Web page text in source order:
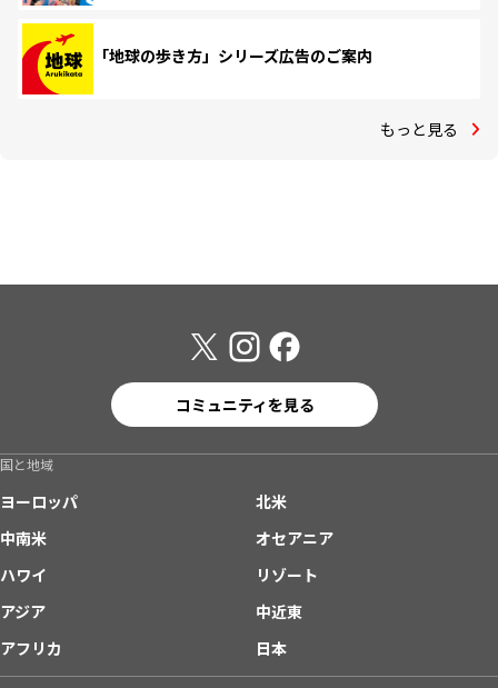
「地球の歩き方」シリーズ広告のご案内
もっと見る
コミュニティを見る
国と地域
ヨーロッパ
北米
中南米
オセアニア
ハワイ
リゾート
アジア
中近東
アフリカ
日本